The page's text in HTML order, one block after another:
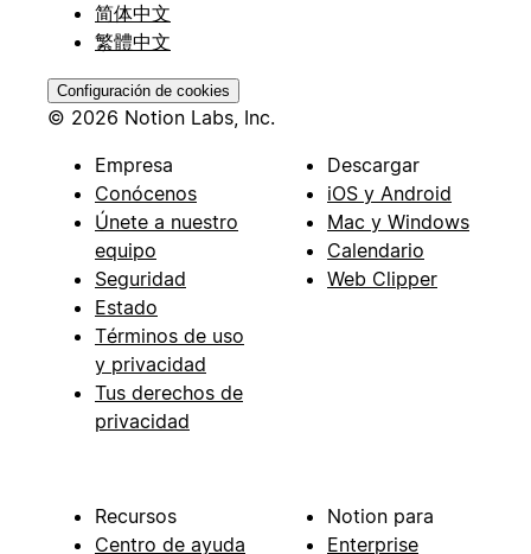
简体中文
繁體中文
Configuración de cookies
© 2026 Notion Labs, Inc.
Empresa
Conócenos
Únete a nuestro
equipo
Seguridad
Estado
Términos de uso
y privacidad
Tus derechos de
privacidad
Descargar
iOS y Android
Mac y Windows
Calendario
Web Clipper
Recursos
Centro de ayuda
Notion para
Enterprise